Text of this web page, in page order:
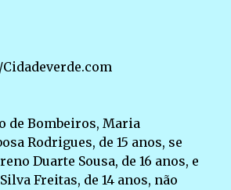
de Bombeiros, Maria
Rodrigues, de 15 anos, se
Duarte Sousa, de 16 anos, e
Freitas, de 14 anos, não